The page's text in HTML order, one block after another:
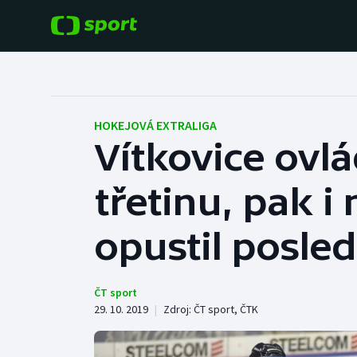
Hokej
Tenis
Cyklistika
Baseball a softbal
Basketbal
Biatlon
HOKEJOVÁ EXTRALIGA
Vítkovice
třetinu, pak i
opustil
ČT sport
29. 10. 2019 | Zdroj: ČT sport, ČTK